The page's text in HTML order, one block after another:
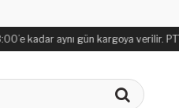
kadar aynı gün kargoya verilir. PTT